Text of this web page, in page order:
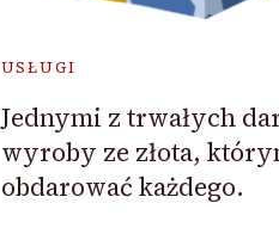
USŁUGI
Jednymi z trwałych
wyroby ze złota,
obdarować każdego.